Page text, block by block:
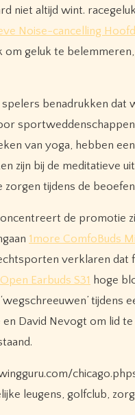
niet altijd wint.
Noise-cancelling
geluk te
benadrukken
van yoga, hebben
zijn bij de meditatieve
zorgen tijdens de
de promotie
1more ComfoBuds
verklaren dat
Earbuds S31 hoge
David Nevogt om lid
leugens, golfclub,